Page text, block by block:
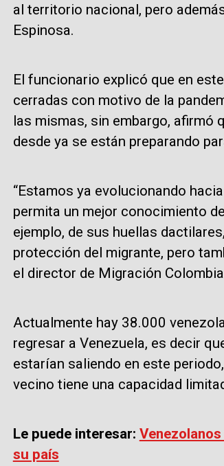
al territorio nacional, pero
Espinosa.
El funcionario explicó que en
cerradas con motivo de la
las mismas, sin embargo, afirmó
desde ya se están preparando
“Estamos ya evolucionando
permita un mejor conocimiento
ejemplo, de sus huellas
protección del migrante, pero
el director de Migración
Actualmente hay 38.000
regresar a Venezuela, es decir
estarían saliendo en este
vecino tiene una capacidad
Le puede interesar:
su país